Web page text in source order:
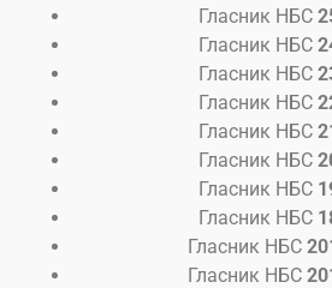
Гласник НБС
Гласник НБС
Гласник НБС
Гласник НБС
Гласник НБС
Гласник НБС
Гласник НБС
Гласник НБС
Гласник НБС
Гласник НБС